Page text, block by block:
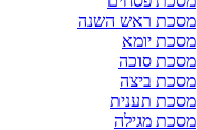
מסכת ראש השנה
מסכת יומא
מסכת סוכה
מסכת ביצה
מסכת תענית
מסכת מגילה